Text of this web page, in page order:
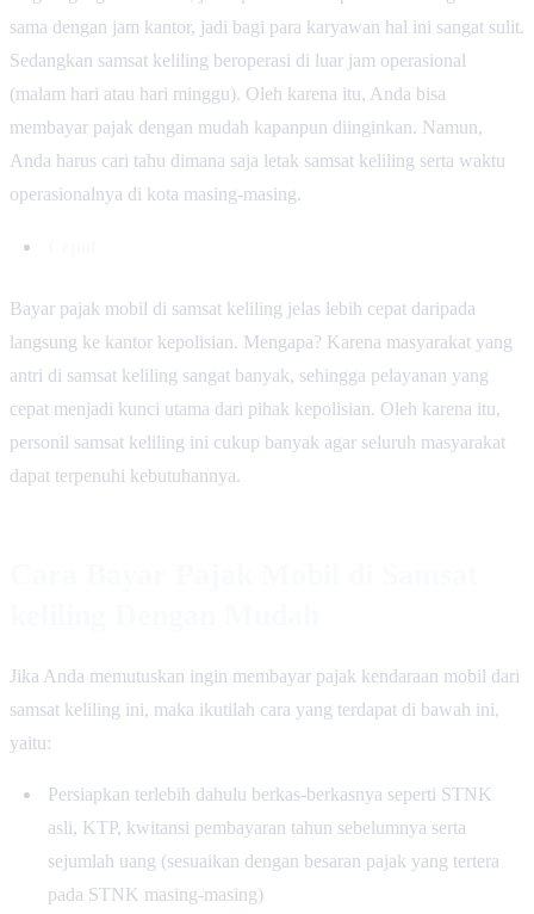
sama dengan jam kantor, jadi bagi para karyawan hal ini sangat sulit.
Sedangkan samsat keliling beroperasi di luar jam operasional
(malam hari atau hari minggu). Oleh karena itu, Anda bisa
membayar pajak dengan mudah kapanpun diinginkan. Namun,
Anda harus cari tahu dimana saja letak samsat keliling serta waktu
operasionalnya di kota masing-masing.
Bayar pajak mobil di samsat keliling jelas lebih cepat daripada
langsung ke kantor kepolisian. Mengapa? Karena masyarakat yang
antri di samsat keliling sangat banyak, sehingga pelayanan yang
cepat menjadi kunci utama dari pihak kepolisian. Oleh karena itu,
personil samsat keliling ini cukup banyak agar seluruh masyarakat
dapat terpenuhi kebutuhannya.
Jika Anda memutuskan ingin membayar pajak kendaraan mobil dari
samsat keliling ini, maka ikutilah cara yang terdapat di bawah ini,
yaitu:
Persiapkan terlebih dahulu berkas-berkasnya seperti STNK
asli, KTP, kwitansi pembayaran tahun sebelumnya serta
sejumlah uang (sesuaikan dengan besaran pajak yang tertera
pada STNK masing-masing)